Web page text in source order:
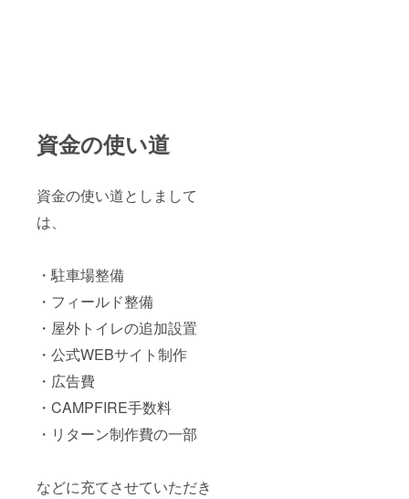
資金の使い道
資金の使い道としまして
は、
・駐車場整備
・フィールド整備
・屋外トイレの追加設置
・公式WEBサイト制作
・広告費
・CAMPFIRE手数料
・リターン制作費の一部
などに充てさせていただき